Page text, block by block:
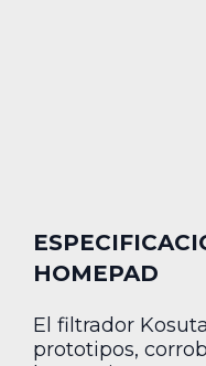
HOMEPAD
El filtrador
prototipos,